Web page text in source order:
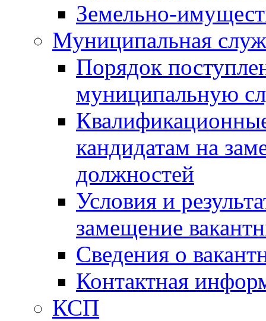
Земельно-
Муниципальная
Порядок
муниципальную
кандидатам на
должностей
Условия и
замещение
Сведения о
Контактная
КСП